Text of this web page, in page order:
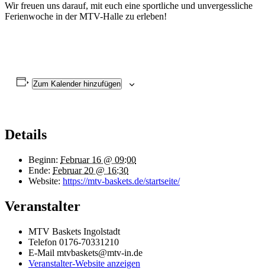
Wir freuen uns darauf, mit euch eine sportliche und unvergessliche
Ferienwoche in der MTV-Halle zu erleben!
Zum Kalender hinzufügen
Details
Beginn: Februar 16 @ 09:00
Ende: Februar 20 @ 16:30
Website: https://mtv-baskets.de/startseite/
Veranstalter
MTV Baskets Ingolstadt
Telefon 0176-70331210
E-Mail mtvbaskets@mtv-in.de
Veranstalter-Website anzeigen